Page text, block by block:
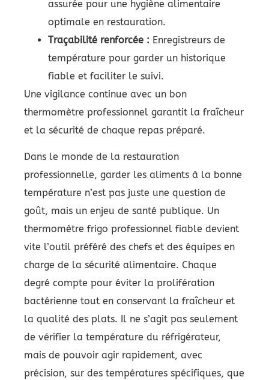
assurée pour une hygiène alimentaire
optimale en restauration.
Traçabilité renforcée : Enregistreurs de
température pour garder un historique
fiable et faciliter le suivi.
Une vigilance continue avec un bon
thermomètre professionnel garantit la fraîcheur
et la sécurité de chaque repas préparé.
Dans le monde de la restauration
professionnelle, garder les aliments à la bonne
température n’est pas juste une question de
goût, mais un enjeu de santé publique. Un
thermomètre frigo professionnel fiable devient
vite l’outil préféré des chefs et des équipes en
charge de la sécurité alimentaire. Chaque
degré compte pour éviter la prolifération
bactérienne tout en conservant la fraîcheur et
la qualité des plats. Il ne s’agit pas seulement
de vérifier la température du réfrigérateur,
mais de pouvoir agir rapidement, avec
précision, sur des températures spécifiques, que